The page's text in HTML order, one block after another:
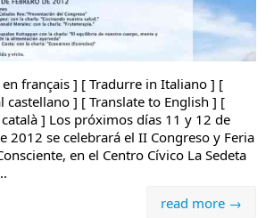
en français ] [ Tradurre in Italiano ] [
castellano ] [ Translate to English ] [
] Los próximos días 11 y 12 de
2012 se celebrará el II Congreso y Feria
en el Centro Cívico La Sedeta
read more →